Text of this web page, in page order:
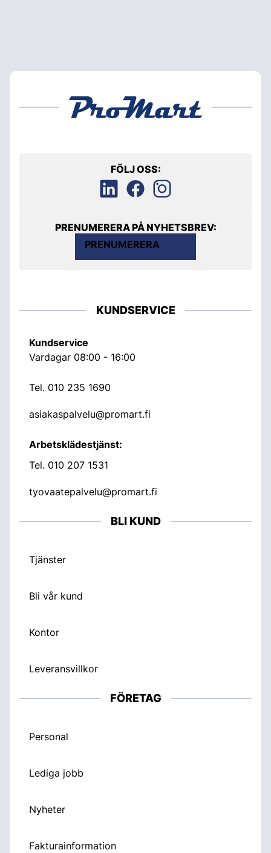
FÖLJ OSS:
PRENUMERERA PÅ NYHETSBREV:
PRENUMERERA
KUNDSERVICE
Kundservice
Vardagar 08:00 - 16:00
Tel. 010 235 1690
asiakaspalvelu@promart.fi
Arbetsklädestjänst:
Tel. 010 207 1531
tyovaatepalvelu@promart.fi
BLI KUND
Tjänster
Bli vår kund
Kontor
Leveransvillkor
FÖRETAG
Personal
Lediga jobb
Nyheter
Fakturainformation